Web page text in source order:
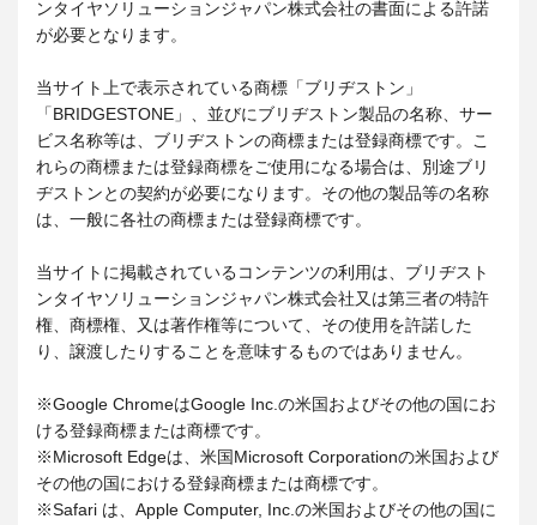
ンタイヤソリューションジャパン株式会社の書面による許諾
が必要となります。
当サイト上で表示されている商標「ブリヂストン」
「BRIDGESTONE」、並びにブリヂストン製品の名称、サー
ビス名称等は、ブリヂストンの商標または登録商標です。こ
れらの商標または登録商標をご使用になる場合は、別途ブリ
ヂストンとの契約が必要になります。その他の製品等の名称
は、一般に各社の商標または登録商標です。
当サイトに掲載されているコンテンツの利用は、ブリヂスト
ンタイヤソリューションジャパン株式会社又は第三者の特許
権、商標権、又は著作権等について、その使用を許諾した
り、譲渡したりすることを意味するものではありません。
※Google ChromeはGoogle Inc.の米国およびその他の国にお
ける登録商標または商標です。
※Microsoft Edgeは、米国Microsoft Corporationの米国および
その他の国における登録商標または商標です。
※Safari は、Apple Computer, Inc.の米国およびその他の国に